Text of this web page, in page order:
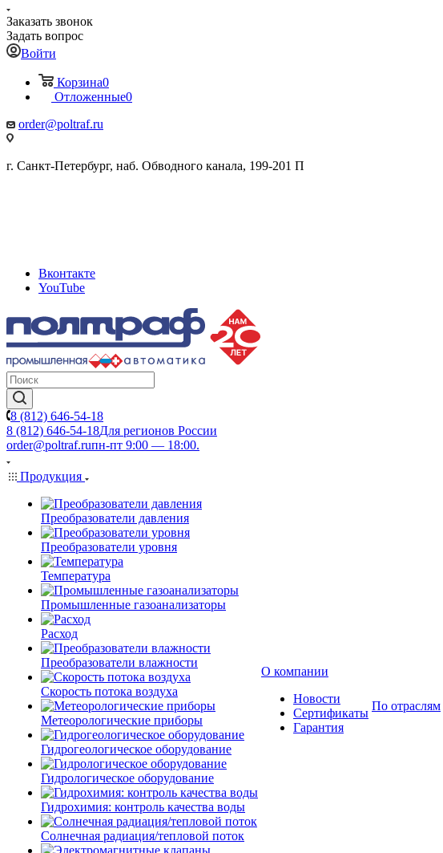
Заказать звонок
Задать вопрос
Войти
Корзина0
Отложенные0
order@poltraf.ru
г. Санкт-Петербург, наб. Обводного канала, 199-201 П
Вконтакте
YouTube
8 (812) 646-54-18
8 (812) 646-54-18Для регионов России
order@poltraf.ruпн-пт 9:00 — 18:00.
Продукция
Преобразователи давления
Преобразователи уровня
Температура
Промышленные газоанализаторы
Расход
Преобразователи влажности
Скорость потока воздуха
Метеорологические приборы
Гидрогеологическое оборудование
Гидрологическое оборудование
Гидрохимия: контроль качества воды
Солнечная радиация/тепловой поток
О компании
Новости
Сертификаты
Гарантия
По отраслям